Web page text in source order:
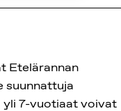
Etelärannan
suunnattuja
yli 7-vuotiaat voivat